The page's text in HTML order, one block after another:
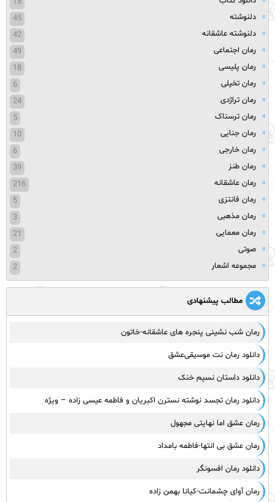
دلنوشته
45
دلنوشته عاشقانه
42
رمان اجتماعی
49
رمان پلیسی
18
رمان تخیلی
6
رمان تراژدی
24
رمان ترسناک
5
رمان جنایی
10
رمان خارجی
6
رمان طنز
39
رمان عاشقانه
216
رمان فانتزی
5
رمان مذهبی
3
رمان معمایی
21
صوتی
2
مجموعه اشعار
2
مطالب پیشنهادی
رمان شب‌ نشینی پنجره‌ های‌ عاشقانه‌-خاتون
دانلود رمان نت موسیقی‌عشق
دانلود داستان نسیم خنک
دانلود رمان تجسد نوشته نسترن اکبریان و فاطمه عیسی زاده – ویژه
رمان عشق اما نهایتی مجهول
رمان عشق بی انتها-فاطمه بامداد
دانلود رمان افسونگر
رمان آوای چشمانت-کیانا بهمن زاده